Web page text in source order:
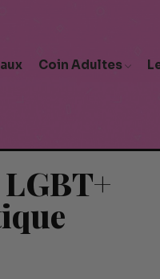
Coin Adultes